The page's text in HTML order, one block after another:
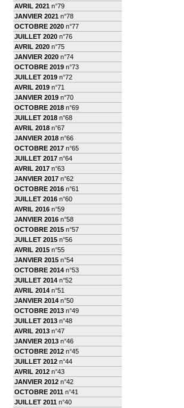
AVRIL 2021 n°79
JANVIER 2021 n°78
OCTOBRE 2020 n°77
JUILLET 2020 n°76
AVRIL 2020 n°75
JANVIER 2020 n°74
OCTOBRE 2019 n°73
JUILLET 2019 n°72
AVRIL 2019 n°71
JANVIER 2019 n°70
OCTOBRE 2018 n°69
JUILLET 2018 n°68
AVRIL 2018 n°67
JANVIER 2018 n°66
OCTOBRE 2017 n°65
JUILLET 2017 n°64
AVRIL 2017 n°63
JANVIER 2017 n°62
OCTOBRE 2016 n°61
JUILLET 2016 n°60
AVRIL 2016 n°59
JANVIER 2016 n°58
OCTOBRE 2015 n°57
JUILLET 2015 n°56
AVRIL 2015 n°55
JANVIER 2015 n°54
OCTOBRE 2014 n°53
JUILLET 2014 n°52
AVRIL 2014 n°51
JANVIER 2014 n°50
OCTOBRE 2013 n°49
JUILLET 2013 n°48
AVRIL 2013 n°47
JANVIER 2013 n°46
OCTOBRE 2012 n°45
JUILLET 2012 n°44
AVRIL 2012 n°43
JANVIER 2012 n°42
OCTOBRE 2011 n°41
JUILLET 2011 n°40